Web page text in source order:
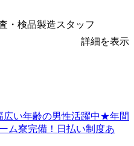
・検品製造スタッフ
詳細を表示